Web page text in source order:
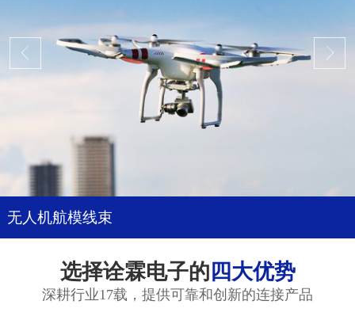
无人机航模线束
选择诠霖电子的 四大优势
深耕行业17载，提供可靠和创新的连接产品